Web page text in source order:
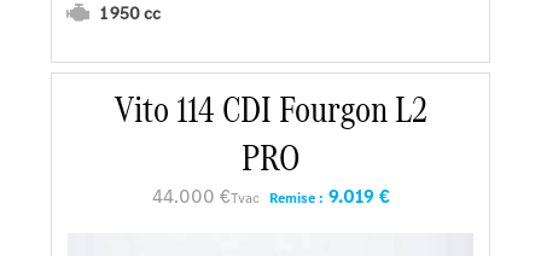
1 950 cc
En savoir plus
Vito 114 CDI Fourgon L2
PRO
44.000 €Tvac Remise : 9.019 €